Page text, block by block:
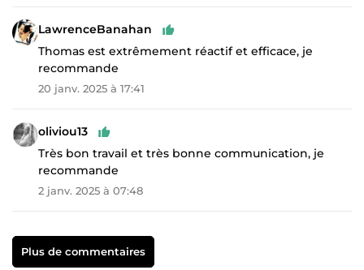
LawrenceBanahan
Thomas est extrêmement réactif et efficace, je
recommande
20 janv. 2025 à 17:41
oliviou13
Très bon travail et très bonne communication, je
recommande
2 janv. 2025 à 07:48
Plus de commentaires